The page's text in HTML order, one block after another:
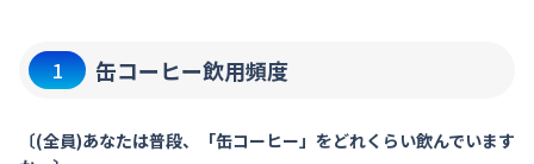
1 缶コーヒー飲用頻度
〔(全員)あなたは普段、「缶コーヒー」をどれくらい飲んでいます